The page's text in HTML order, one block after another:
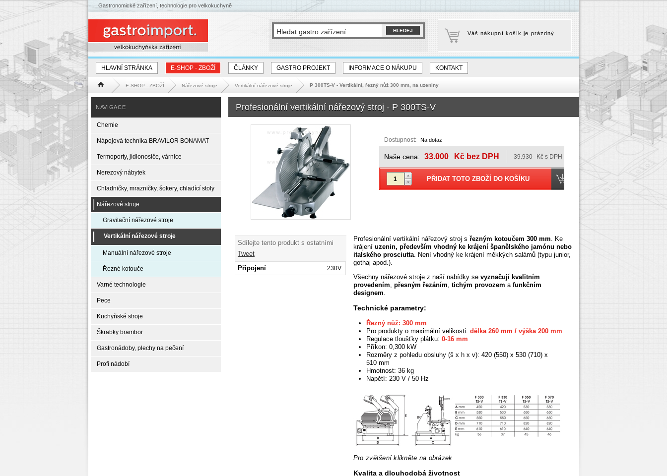
HLAVNÍ STRÁNKA E-SHOP - ZBOŽÍ ČLÁNKY GASTRO PROJEKT INFORMACE O NÁKUPU KONTAKT
Hlavní stránka E-SHOP - ZBOŽÍ Nářezové stroje Vertikální nářezové stroje P 300TS-V - Vertikální, řezný nůž 300 mm, na uzeniny
Profesionální vertikální nářezový stroj - P 300TS-V
Dostupnost: Na dotaz
Naše cena: 33.000 Kč bez DPH 39.930 Kč s DPH
Sdílejte tento produkt s ostatními
Tweet
Připojení
230V
Profesionální vertikální nářezový stroj s řezným kotoučem 300 mm. Ke
krájení uzenin, především vhodný ke krájení španělského jamónu nebo
italského prosciutta. Není vhodný ke krájení měkkých salámů (typu junior,
gothaj apod.).
Všechny nářezové strojez naší nabídky se vyznačují kvalitním
provedením, přesným řezáním, tichým provozem a funkčním
designem.
Technické parametry:
Řezný nůž: 300 mm
Pro produkty o maximálnívelikosti: délka 260 mm / výška 200 mm
Regulace tloušťky plátku: 0-16 mm
Příkon: 0,300 kW
Rozměry z pohledu obsluhy (š x h x v): 420 (550) x 530 (710) x
510 mm
Hmotnost: 36 kg
Napětí: 230 V / 50 Hz
Pro zvětšení klikněte na obrázek
Kvalita a dlouhodobá životnost
NAVIGACE
Chemie
Nápojová technika BRAVILOR BONAMAT
Termoporty, jídlonosiče, várnice
Nerezový nábytek
Chladničky, mrazničky, šokery, chladící stoly
Nářezové stroje
Gravitační nářezové stroje
Vertikální nářezové stroje
Manuální nářezové stroje
Řezné kotouče
Varné technologie
Pece
Kuchyňské stroje
Škrabky brambor
Gastronádoby, plechy na pečení
Profi nádobí
Gastronomické zařízení, technologie pro velkokuchyně
Váš nákupní košík je prázdný